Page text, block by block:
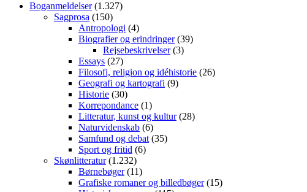
Boganmeldelser(1.327)
Sagprosa (150)
Antropologi (4)
Biografier og erindringer(39)
Rejsebeskrivelser(3)
Essays (27)
Filosofi, religion og idéhistorie (26)
Geografi og kartografi (9)
Historie (30)
Korrepondance (1)
Litteratur, kunst og kultur(28)
Naturvidenskab (6)
Samfund og debat (35)
Sport og fritid (6)
Skønlitteratur(1.232)
Børnebøger(11)
Grafiske romaner og billedbøger(15)